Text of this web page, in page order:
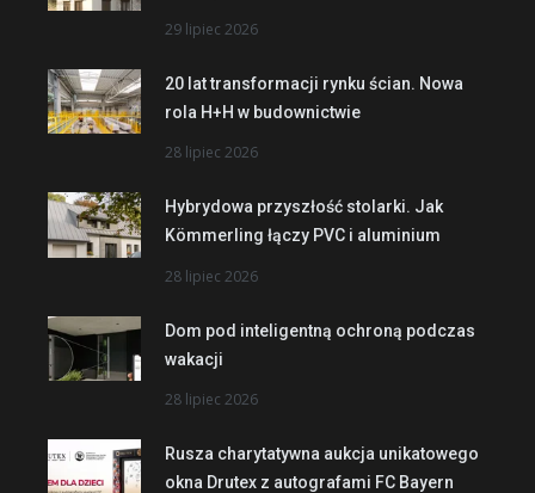
29 lipiec 2026
20 lat transformacji rynku ścian. Nowa
rola H+H w budownictwie
28 lipiec 2026
Hybrydowa przyszłość stolarki. Jak
Kömmerling łączy PVC i aluminium
28 lipiec 2026
Dom pod inteligentną ochroną podczas
wakacji
28 lipiec 2026
Rusza charytatywna aukcja unikatowego
okna Drutex z autografami FC Bayern